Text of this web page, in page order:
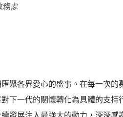
務處
聚各界愛心的盛事。在每一次的
下一代的關懷轉化為具體的支持
發展注入最強大的動力，深深感